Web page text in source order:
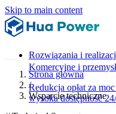
Skip to main content
Rozwiązania i
Komercyjne i
Redukcja opłat za
wysoka dostępność
Strona główna
/
Wsparcie techniczne